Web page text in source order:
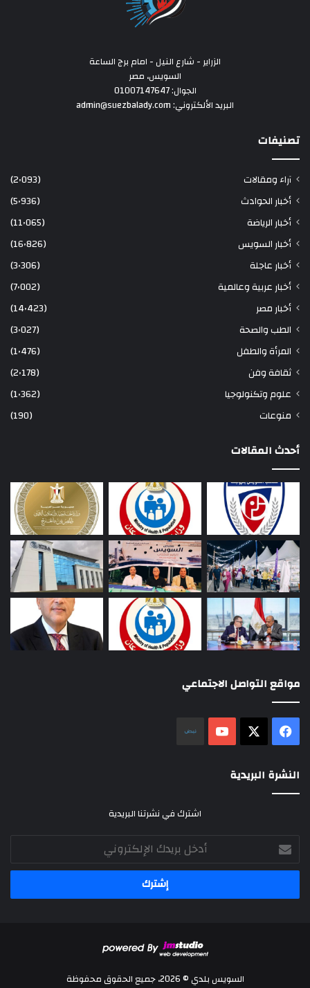
الزراير - شارع النيل - امام برج الساعة
السويس، مصر
الجوال: 01007147647
البريد الألكتروني: admin@suezbalady.com
تصنيفات
آراء ومقالات
(2٬093)
أخبار الحوادث
(5٬936)
أخبار الرياضة
(11٬065)
أخبار السويس
(16٬826)
أخبار عاجلة
(3٬306)
أخبار عربية وعالمية
(7٬002)
أخبار مصر
(14٬423)
الطب والصحة
(3٬027)
المرأة والطفل
(1٬476)
ثقافة وفن
(2٬178)
علوم وتكنولوجيا
(1٬362)
منوعات
(190)
أحدث المقالات
مواقع التواصل الاجتماعي
فيسبوك ‫YouTube
النشرة البريدية
اشترك في نشرتنا البريدية
أدخل
بريدك
الإلكتروني
السويس بلدي © 2026، جميع الحقوق محفوظة